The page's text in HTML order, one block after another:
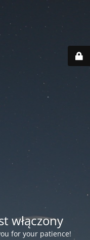
włączony
for your patience!